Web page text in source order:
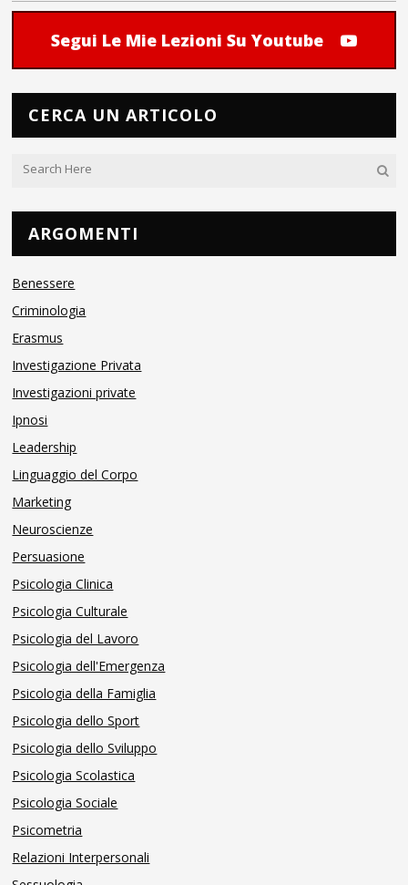
Segui Le Mie Lezioni Su Youtube
CERCA UN ARTICOLO
ARGOMENTI
Benessere
Criminologia
Erasmus
Investigazione Privata
Investigazioni private
Ipnosi
Leadership
Linguaggio del Corpo
Marketing
Neuroscienze
Persuasione
Psicologia Clinica
Psicologia Culturale
Psicologia del Lavoro
Psicologia dell'Emergenza
Psicologia della Famiglia
Psicologia dello Sport
Psicologia dello Sviluppo
Psicologia Scolastica
Psicologia Sociale
Psicometria
Relazioni Interpersonali